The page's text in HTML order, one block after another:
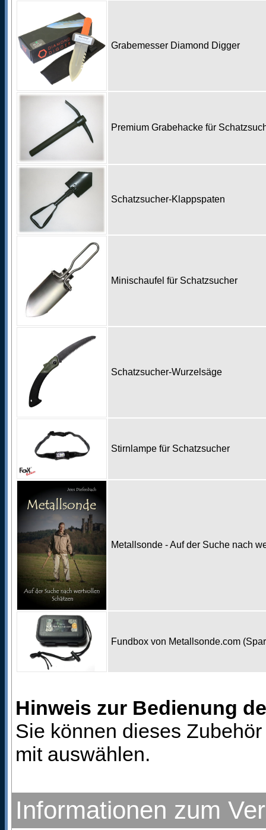
Grabemesser Diamond Digger
Premium Grabehacke für
Schatzsucher-Klappspaten
Minischaufel für Schatzsucher
Schatzsucher-Wurzelsäge
Stirnlampe für Schatzsucher
Metallsonde - Auf der Suche nach
Fundbox von Metallsonde.com
Hinweis zur Bedienung
Sie können dieses
mit auswählen.
Informationen zum